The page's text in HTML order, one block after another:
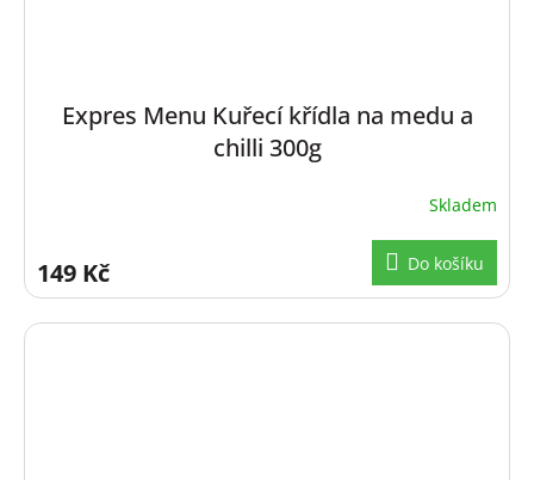
Expres Menu Kuřecí křídla na medu a
chilli 300g
Skladem
149 Kč Do košíku